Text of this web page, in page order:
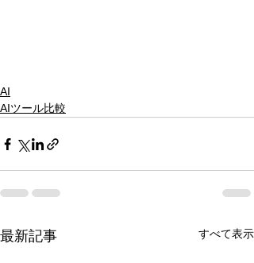
AI
AIツール比較
最新記事 すべて表示